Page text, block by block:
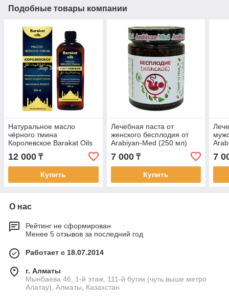
Подобные товары компании
Натуральное масло
чёрного тмина
Королевское Barakat Oils
12 000 ₸
Купить
Лечебная паста от
женского бесплодия от
Arabiyan-Med (250 мл)
7 000₸
Купить
7
О нас
Рейтинг не сформирован
Менее 5 отзывов за последний год
Работает с 18.07.2014
г. Алматы
Мынбаева 46, 1-й этаж, 111-й бутик (чуть выше метро
Алатау), Алматы, Казахстан